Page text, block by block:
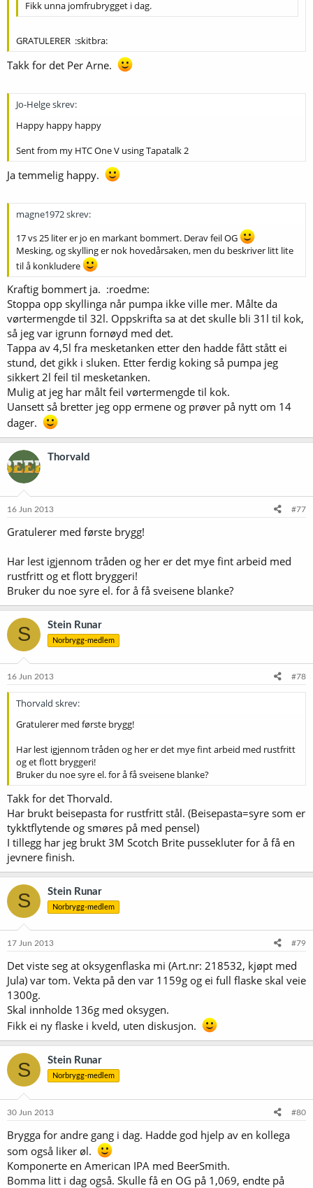
Fikk unna jomfrubrygget i dag.
GRATULERER :skitbra:
Takk for det Per Arne.
Jo-Helge skrev:
Happy happy happy
Sent from my HTC One V using Tapatalk 2
Ja temmelig happy.
magne1972 skrev:
17 vs 25 liter er jo en markant bommert. Derav feil OG
Mesking, og skylling er nok hovedårsaken, men du beskriver litt lite
til å konkludere
Kraftig bommert ja. :roedme:
Stoppa opp skyllinga når pumpa ikke ville mer. Målte da
vørtermengde til 32l. Oppskrifta sa at det skulle bli 31l til kok,
så jeg var igrunn fornøyd med det.
Tappa av 4,5l fra mesketanken etter den hadde fått stått ei
stund, det gikk i sluken. Etter ferdig koking så pumpa jeg
sikkert 2l feil til mesketanken.
Mulig at jeg har målt feil vørtermengde til kok.
Uansett så bretter jeg opp ermene og prøver på nytt om 14
dager.
Thorvald
16 Jun 2013 #77
Gratulerer med første brygg!
Har lest igjennom tråden og her er det mye fint arbeid med
rustfritt og et flott bryggeri!
Bruker du noe syre el. for å få sveisene blanke?
S Stein Runar
Norbrygg-medlem
16 Jun 2013 #78
Thorvald skrev:
Gratulerer med første brygg!
Har lest igjennom tråden og her er det mye fint arbeid med rustfritt
og et flott bryggeri!
Bruker du noe syre el. for å få sveisene blanke?
Takk for det Thorvald.
Har brukt beisepasta for rustfritt stål. (Beisepasta=syre som er
tykktflytende og smøres på med pensel)
I tillegg har jeg brukt 3M Scotch Brite pussekluter for å få en
jevnere finish.
S Stein Runar
Norbrygg-medlem
17 Jun 2013 #79
Det viste seg at oksygenflaska mi (Art.nr: 218532, kjøpt med
Jula) var tom. Vekta på den var 1159g og ei full flaske skal veie
1300g.
Skal innholde 136g med oksygen.
Fikk ei ny flaske i kveld, uten diskusjon.
S Stein Runar
Norbrygg-medlem
30 Jun 2013 #80
Brygga for andre gang i dag. Hadde god hjelp av en kollega
som også liker øl.
Komponerte en American IPA med BeerSmith.
Bomma litt i dag også. Skulle få en OG på 1,069, endte på